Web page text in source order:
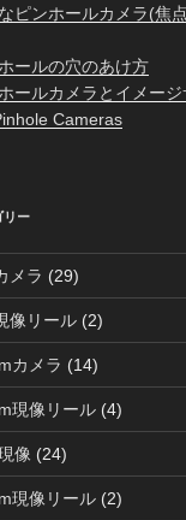
ピンホールカメラ(焦
ールの穴のあけ方
ールカメラとイメー
Cameras
リー
メラ (29)
像リール (2)
カメラ (14)
現像リール (4)
像 (24)
現像リール (2)